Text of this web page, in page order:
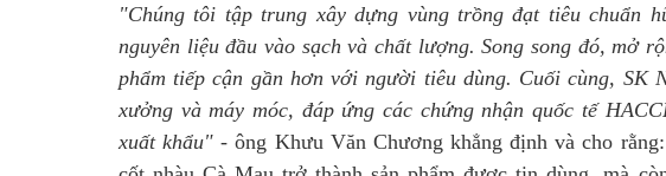
"Chúng tôi tập trung xây dựng vùng trồng đạt tiêu chuẩn
nguyên liệu đầu vào sạch và chất lượng. Song song đó, mở
phẩm tiếp cận gần hơn với người tiêu dùng. Cuối cùng, SK
xưởng và máy móc, đáp ứng các chứng nhận quốc tế
xuất khẩu" - ông Khưu Văn Chương khẳng định và cho